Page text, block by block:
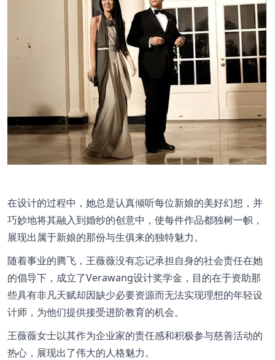
在设计的过程中，她总是认真倾听每位新娘的美好幻想，并
巧妙地将其融入到婚纱的创意中，使每件作品都独树一帜，
展现出属于新娘的那份与生俱来的独特魅力。
随着事业的腾飞，王薇薇没有忘记承担自身的社会责任在她
的倡导下，成立了Verawang设计奖学金，目的在于资助那
些具有非凡天赋却因缺少必要资源而无法实现理想的年轻设
计师，为他们提供接受进阶教育的机会。
王薇薇女士以其作为企业家的责任感和积极参与慈善活动的
热心，展现出了伟大的人格魅力。